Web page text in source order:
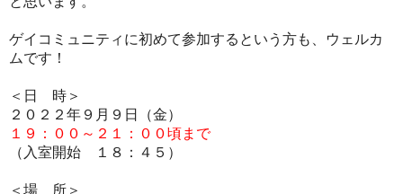
ゲイコミュニティに初めて参加するという方も、ウェルカ
ムです！
＜日 時＞
２０２２年９月９日（金）
１９：００～２１：００頃まで
（入室開始 １８：４５）
＜場 所＞